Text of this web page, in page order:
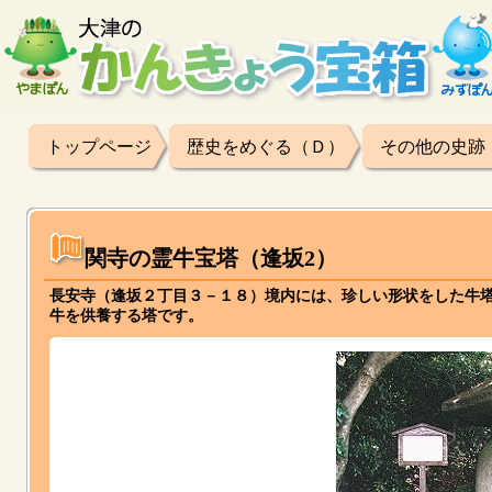
トップページ 歴史をめぐる（Ｄ） その他の史跡
関寺の霊牛宝塔（逢坂2）
長安寺（逢坂２丁目３－１８）境内には、珍しい形状をした
牛を供養する塔です。